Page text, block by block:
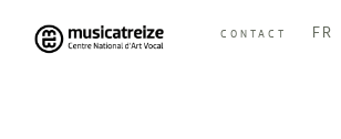
Skip
to
CONTACT FR